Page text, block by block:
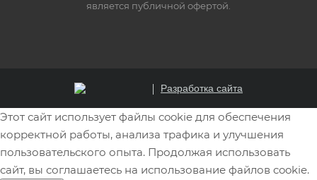
является публичной офертой.
Разработка сайта
Этот сайт использует файлы cookie для обеспечения
корректной работы, анализа трафика и улучшения
пользовательского опыта. Продолжая использовать
сайт, вы соглашаетесь на использование файлов cookie.